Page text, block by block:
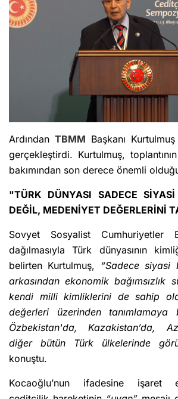
Ardından TBMM Başkanı
gerçekleştirdi. Kurtulmuş,
bakımından son derece önemli
"TÜRK DÜNYASI SADECE SİYASİ
DEĞİL, MEDENİYET DEĞERLERİNİ
Sovyet Sosyalist Cumhuriyetler
dağılmasıyla Türk dünyasının
belirten Kurtulmuş,
“Sadece siyasi
arkasından ekonomik bağımsızlık
kendi milli kimliklerini de sahip
değerleri üzerinden tanımlamaya
Özbekistan'da, Kazakistan’da,
diğer bütün Türk ülkelerinde
konuştu.
Kocaoğlu’nun ifadesine işaret